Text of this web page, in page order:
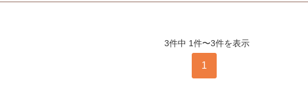
3件中 1件〜3件を表示
1